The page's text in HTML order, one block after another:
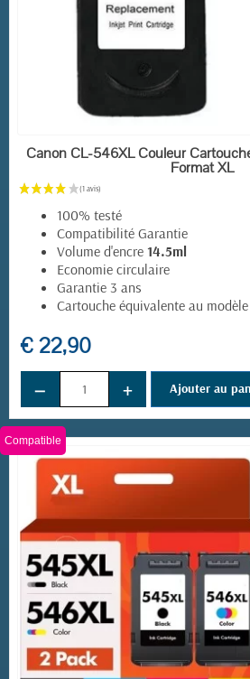
(4 avis)
EN STOCK
Canon CL-546XL Couleur
Format XL
100% testé
Compatibilité Garantie
Volume d'encre 14.5ml
Economie circulaire
Garantie 3 ans
Cartouche équivalente au
€ 22,90
− + Ajouter au
Compatible